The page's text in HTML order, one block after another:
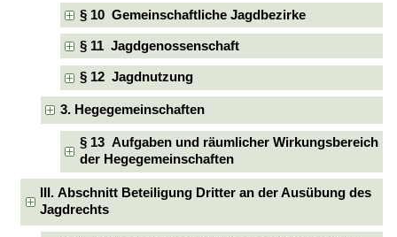
§ 10 Gemeinschaftliche Jagdbezirke
§ 11 Jagdgenossenschaft
§ 12 Jagdnutzung
3. Hegegemeinschaften
§ 13 Aufgaben und räumlicher Wirkungsbereich
der Hegegemeinschaften
III. Abschnitt Beteiligung Dritter an der Ausübung des
Jagdrechts